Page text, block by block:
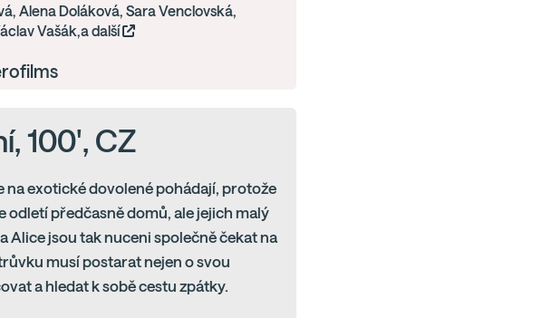
Alena Doláková, Sara Venclovská,
Vašák,a další
100', CZ
na exotické dovolené pohádají, protože
odletí předčasně domů, ale jejich malý
Alice jsou tak nuceni společně čekat na
musí postarat nejen o svou
a hledat k sobě cestu zpátky.